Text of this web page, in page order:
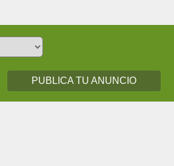
PUBLICA TU ANUNCIO